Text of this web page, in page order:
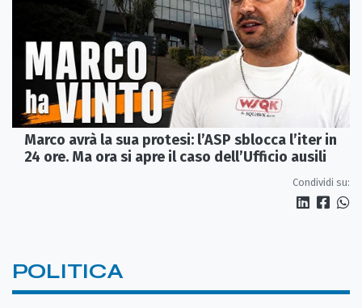
Marco avrà la sua protesi: l’ASP sblocca l’iter in
24 ore. Ma ora si apre il caso dell’Ufficio ausili
Condividi su:
POLITICA